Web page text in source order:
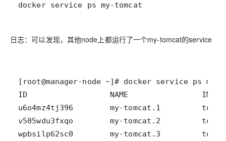
docker service ps my-tomcat
日志：可以发现，其他node上都运行了一个my-tomcat的service
wpbsilp62sc0        my-tomcat.3